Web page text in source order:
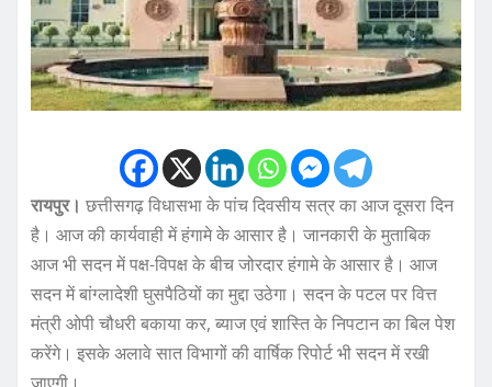
रायपुर। छत्तीसगढ़ विधासभा के पांच दिवसीय सत्र का आज दूसरा दिन
है। आज की कार्यवाही में हंगामे के आसार है। जानकारी के मुताबिक
आज भी सदन में पक्ष-विपक्ष के बीच जोरदार हंगामे के आसार है। आज
सदन में बांग्लादेशी घुसपैठियों का मुद्दा उठेगा। सदन के पटल पर वित्त
मंत्री ओपी चौधरी बकाया कर, ब्याज एवं शास्ति के निपटान का बिल पेश
करेंगे। इसके अलावे सात विभागों की वार्षिक रिपोर्ट भी सदन में रखी